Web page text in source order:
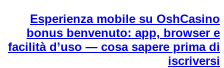
Esperienza mobile su OshCasino
bonus benvenuto: app, browser e
facilità d’uso — cosa sapere prima di
iscriversi